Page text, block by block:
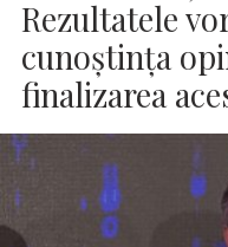
Rezultatele
cunoștința
finalizarea